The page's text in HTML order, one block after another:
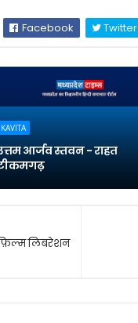
Facebook Twitter
KAVITA
आर्जव स्तवन - राहत
फ़िल्म लिबरेशन